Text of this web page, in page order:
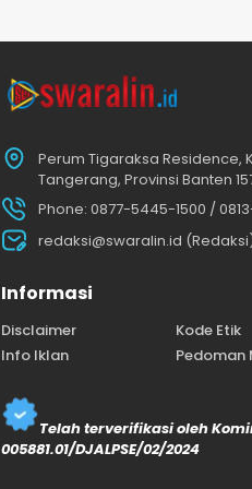
Perum Tigaraksa Residence,
Tangerang, Provinsi Banten
Phone: 0877-5445-1500 /
redaksi@swaralin.id
Informasi
Disclaimer Kode Etik
Info Iklan
Pedoman
Telah terverifikasi oleh
005881.01/DJALPSE/02/2024